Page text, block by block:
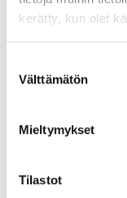
kerätty, kun olet
valinta
Välttämätön
Mieltymykset
Tilastot